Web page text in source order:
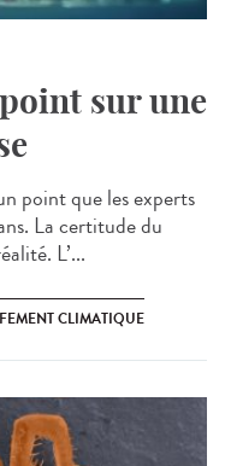
sur une
point que les experts
La certitude du
L’...
CLIMATIQUE